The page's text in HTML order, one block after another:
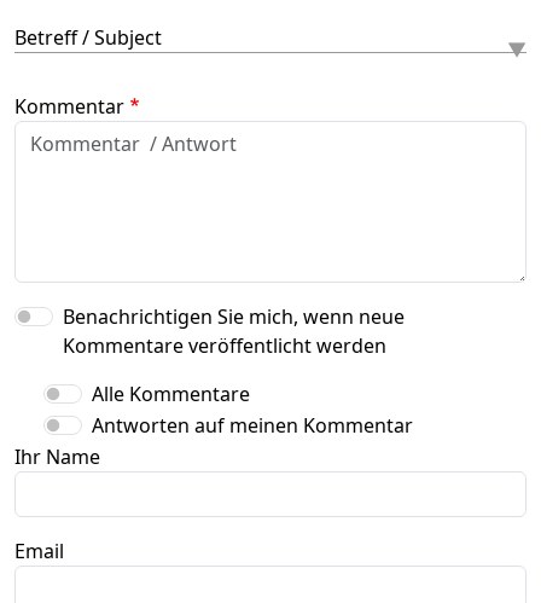
Betreff / Subject
Kommentar
Benachrichtigen Sie mich, wenn neue
Kommentare veröffentlicht werden
Alle Kommentare
Antworten auf meinen Kommentar
Ihr Name
Email